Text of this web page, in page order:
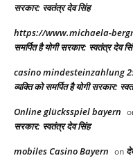
सरकार: स्वतंत्र देव सिंह
https://www.michaela-
समर्पित है योगी सरकार: स्वतंत्र देव
casino mindesteinzahlung
व्यक्ति को समर्पित है योगी सरकार:
Online glücksspiel bayern
सरकार: स्वतंत्र देव सिंह
mobiles Casino Bayern on